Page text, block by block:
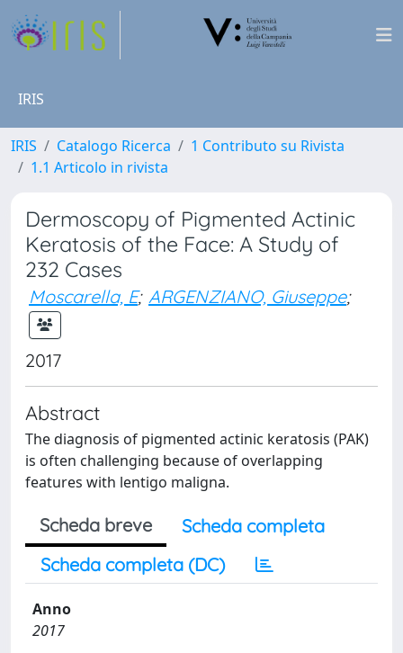
IRIS
IRIS Catalogo Ricerca
1 Contributo su Rivista
1.1 Articolo in rivista
Dermoscopy of Pigmented Actinic
Keratosis of the Face: A Study of
232 Cases
Moscarella, E; ARGENZIANO, Giuseppe;
2017
Abstract
The diagnosis of pigmented actinic keratosis (PAK)
is often challenging because of overlapping
features with lentigo maligna.
Scheda breve
Scheda completa
Scheda completa (DC)
Anno
2017